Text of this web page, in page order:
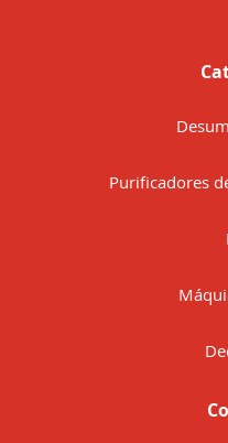
Purificadores